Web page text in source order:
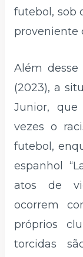
futebol, sob
proveniente
Além desse
(2023), a
Junior,
vezes o
futebol,
espanhol
atos de
ocorrem
próprios
torcidas